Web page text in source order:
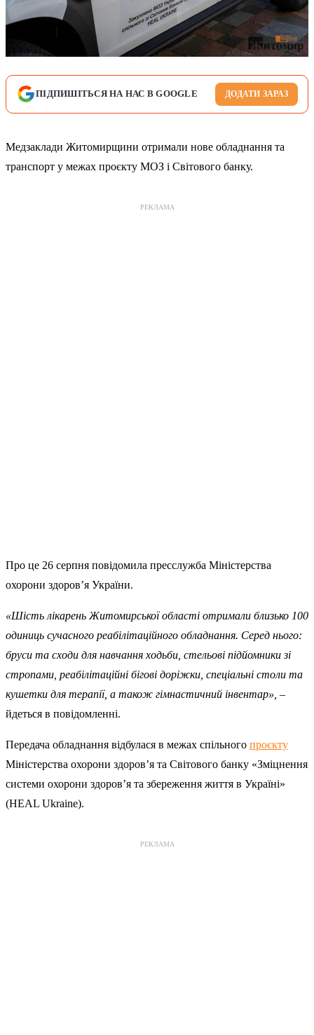
ПІДПИШІТЬСЯ НА НАС В GOOGLE ДОДАТИ ЗАРАЗ
Медзаклади Житомирщини отримали нове обладнання та
транспорт у межах проєкту МОЗ і Світового банку.
РЕКЛАМА
Про це 26 серпня повідомила пресслужба Міністерства
охорони здоров’я України.
«Шість лікарень Житомирської області отримали близько 100
одиниць сучасного реабілітаційного обладнання. Серед нього:
бруси та сходи для навчання ходьби, стельові підйомники зі
стропами, реабілітаційні бігові доріжки, спеціальні столи та
кушетки для терапії, а також гімнастичний інвентар», –
йдеться в повідомленні.
Передача обладнання відбулася в межах спільного проєкту
Міністерства охорони здоров’я та Світового банку «Зміцнення
системи охорони здоров’я та збереження життя в Україні»
(HEAL Ukraine).
РЕКЛАМА